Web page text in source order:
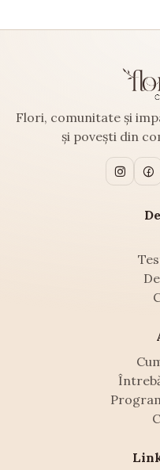
Flori, comunitate și
și povești din